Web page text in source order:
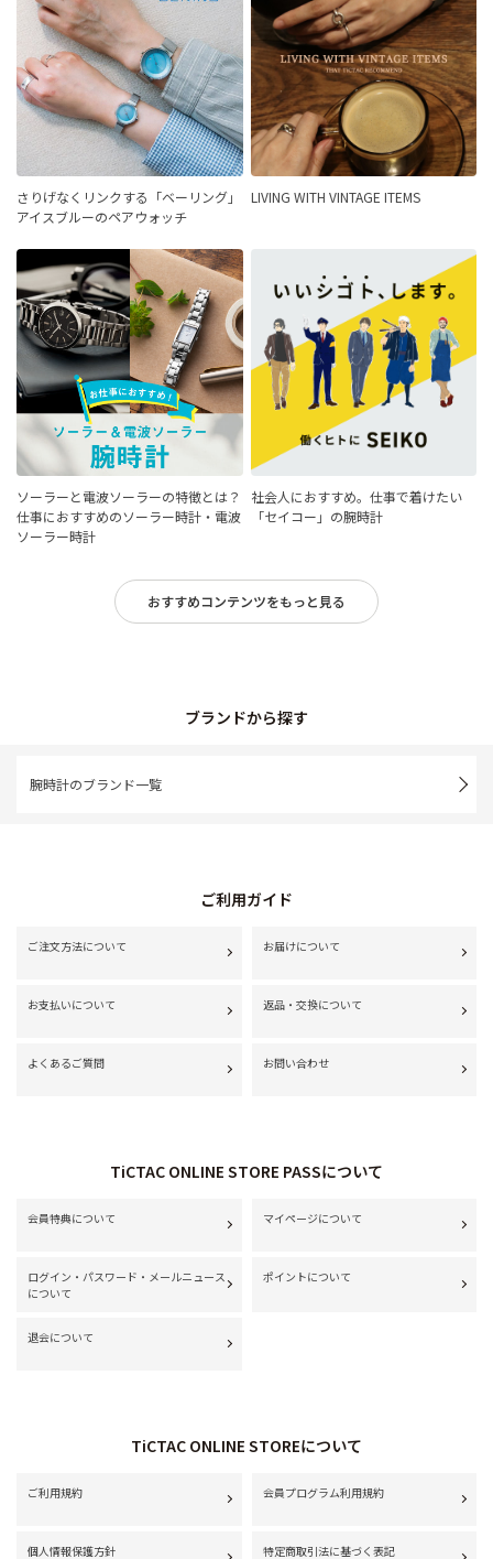
さりげなくリンクする「ベーリング」
アイスブルーのペアウォッチ
LIVING WITH VINTAGE ITEMS
ソーラーと電波ソーラーの特徴とは？
仕事におすすめのソーラー時計・電波
ソーラー時計
社会人におすすめ。仕事で着けたい
「セイコー」の腕時計
おすすめコンテンツをもっと見る
ブランドから探す
腕時計のブランド一覧
ご利用ガイド
ご注文方法について お届けについて
お支払いについて 返品・交換について
よくあるご質問 お問い合わせ
TiCTAC ONLINE STORE PASSについて
会員特典について マイページについて
ログイン・パスワード・メールニュース
について
ポイントについて
退会について
TiCTAC ONLINE STOREについて
ご利用規約 会員プログラム利用規約
個人情報保護方針 特定商取引法に基づく表記